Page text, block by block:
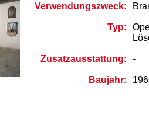
Verwendungszweck:
Typ:
Zusatzausstattung:
Baujahr:
-